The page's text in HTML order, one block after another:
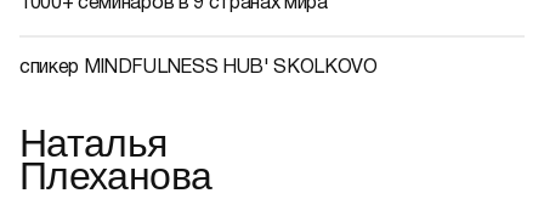
1000+ семинаров в 9 странах мира
спикер MINDFULNESS HUB' SKOLKOVO
Наталья
Плеханова